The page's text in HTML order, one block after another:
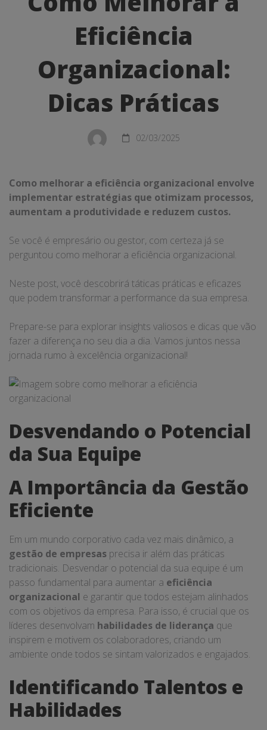
Melhorar
Eficiência
Organizacional:
Dicas
Eficiência
Organizacional:
Dicas Práticas
02/03/2025
Como melhorar a eficiência organizacional envolve
implementar estratégias que otimizam processos,
aumentam a produtividade e reduzem custos.
Se você é empresário ou gestor, com certeza já se
perguntou como melhorar a eficiência organizacional.
Neste post, você descobrirá táticas práticas e eficazes
que podem transformar a performance da sua empresa.
Prepare-se para explorar insights valiosos e dicas que vão
fazer a diferença no seu dia a dia. Vamos juntos nessa
jornada rumo à excelência organizacional!
Desvendando o Potencial
da Sua Equipe
A Importância da Gestão
Eficiente
Em um mundo corporativo cada vez mais dinâmico, a
gestão de empresas precisa ir além das práticas
tradicionais. Desvendar o potencial da sua equipe é um
passo fundamental para aumentar a eficiência
organizacional e garantir que todos estejam alinhados
com os objetivos da empresa. Para isso, é crucial que os
líderes desenvolvam habilidades de liderança que
inspirem e motivem os colaboradores, criando um
ambiente onde todos se sintam valorizados e engajados.
Identificando Talentos e
Habilidades